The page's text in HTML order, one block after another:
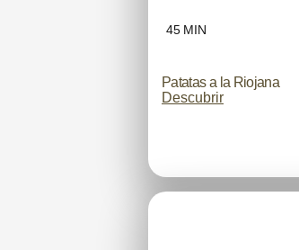
45 MIN
Patatas a la Riojana
Descubrir